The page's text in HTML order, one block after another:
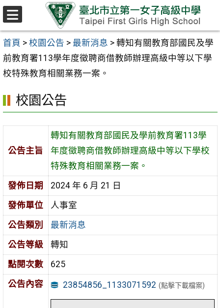
跳至主要內容區
首頁 > 校園公告 > 最新消息 > 轉知有關教育部國民及學
前教育署113學年度徵聘商借教師辦理高級中等以下學
校特殊教育相關業務一案。
校園公告
公告主旨
轉知有關教育部國民及學前教育署113學
年度徵聘商借教師辦理高級中等以下學校
特殊教育相關業務一案。
發佈日期
2024 年 6 月 21 日
發佈單位
人事室
公告類別
最新消息
公告等級
轉知
點閱次數
625
公告內容
23854856_1133071592 (點擊下載檔案)
選
單